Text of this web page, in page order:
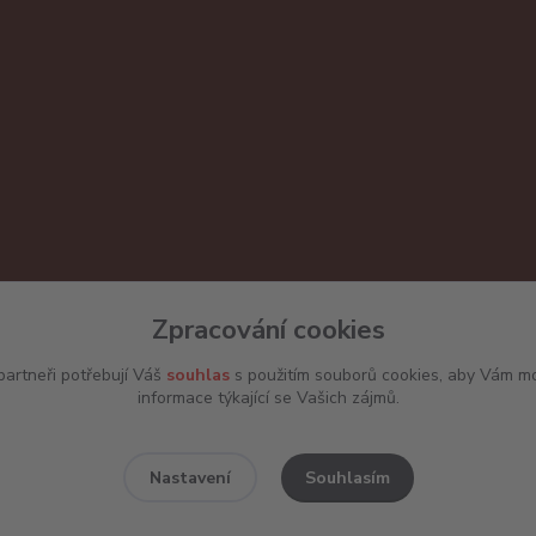
Zpracování cookies
potřebují Váš souhlass použitím souborů cookies, aby Vám
informace týkající se Vašich zájmů.
Nastavení Souhlasím